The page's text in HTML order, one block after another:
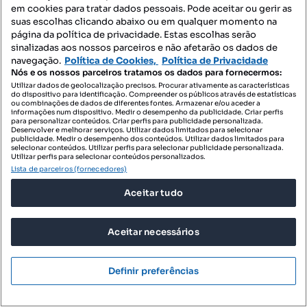
Moradia isolada T4 em Eixo e Eirol de 305 m2
Eixo e Eirol, Aveiro, Aveiro
em cookies para tratar dados pessoais. Pode aceitar ou gerir as
suas escolhas clicando abaixo ou em qualquer momento na
página da política de privacidade. Estas escolhas serão
sinalizadas aos nossos parceiros e não afetarão os dados de
navegação. Política de Cookies, Política de Privacidade
Nós e os nossos parceiros tratamos os dados para fornecermos:
Utilizar dados de geolocalização precisos. Procurar ativamente as características
do dispositivo para identificação. Compreender os públicos através de estatísticas
ou combinações de dados de diferentes fontes. Armazenar e/ou aceder a
informações num dispositivo. Medir o desempenho da publicidade. Criar perfis
para personalizar conteúdos. Criar perfis para publicidade personalizada.
Desenvolver e melhorar serviços. Utilizar dados limitados para selecionar
publicidade. Medir o desempenho dos conteúdos. Utilizar dados limitados para
selecionar conteúdos. Utilizar perfis para selecionar publicidade personalizada.
Utilizar perfis para selecionar conteúdos personalizados.
Lista de parceiros (fornecedores)
Aceitar tudo
Aceitar necessários
Definir preferências